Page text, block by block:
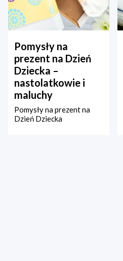
Pomysły na
prezent na Dzień
Dziecka –
nastolatkowie i
maluchy
Pomysły na prezent na
Dzień Dziecka